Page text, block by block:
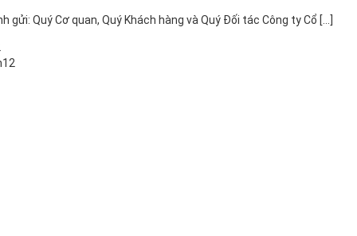
gửi: Quý Cơ quan, Quý Khách hàng và Quý Đối tác Công ty Cổ [...]